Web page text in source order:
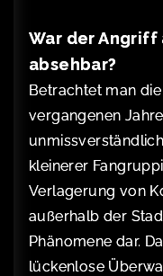
War der Angriff
absehbar?
Betrachtet man
vergangenen
kleinerer
Verlagerung von
außerhalb der
Phänomene dar.
lückenlose